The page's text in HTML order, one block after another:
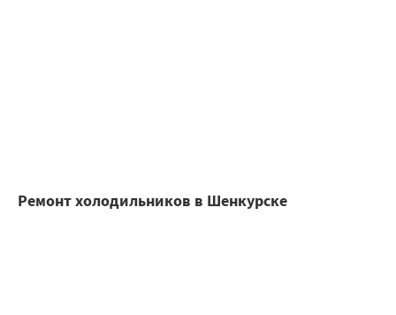
Ремонт холодильников в Шенкурске